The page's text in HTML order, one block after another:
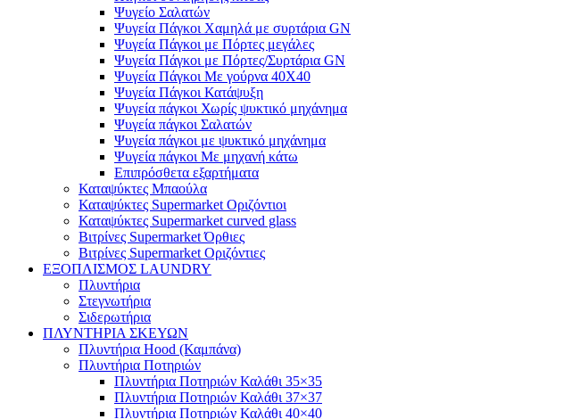
Ψυγείο Σαλατών
Ψυγεία Πάγκοι Χαμηλά με συρτάρια GN
Ψυγεία Πάγκοι με Πόρτες μεγάλες
Ψυγεία Πάγκοι με Πόρτες/Συρτάρια GN
Ψυγεία Πάγκοι Με γούρνα 40Χ40
Ψυγεία Πάγκοι Κατάψυξη
Ψυγεία πάγκοι Χωρίς ψυκτικό μηχάνημα
Ψυγεία πάγκοι Σαλατών
Ψυγεία πάγκοι με ψυκτικό μηχάνημα
Ψυγεία πάγκοι Με μηχανή κάτω
Επιπρόσθετα εξαρτήματα
Καταψύκτες Μπαούλα
Καταψύκτες Supermarket Οριζόντιοι
Καταψύκτες Supermarket curved glass
Βιτρίνες Supermarket Όρθιες
Βιτρίνες Supermarket Οριζόντιες
ΕΞΟΠΛΙΣΜΟΣ LAUNDRY
Πλυντήρια
Στεγνωτήρια
Σιδερωτήρια
ΠΛΥΝΤΗΡΙΑ ΣΚΕΥΩΝ
Πλυντήρια Hood (Καμπάνα)
Πλυντήρια Ποτηριών
Πλυντήρια Ποτηριών Καλάθι 35×35
Πλυντήρια Ποτηριών Καλάθι 37×37
Πλυντήρια Ποτηριών Καλάθι 40×40